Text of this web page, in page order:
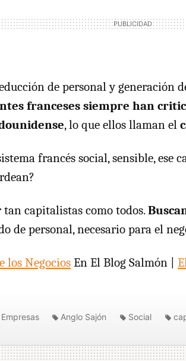
de personal y generación
franceses siempre han
, lo que ellos llaman el
francés social, sensible,
capitalistas como todos.
de personal, necesario para el
los Negocios En El Blog Salmón |
Empresas Anglo Sajón Social